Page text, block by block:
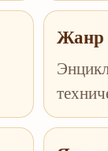
Жанр